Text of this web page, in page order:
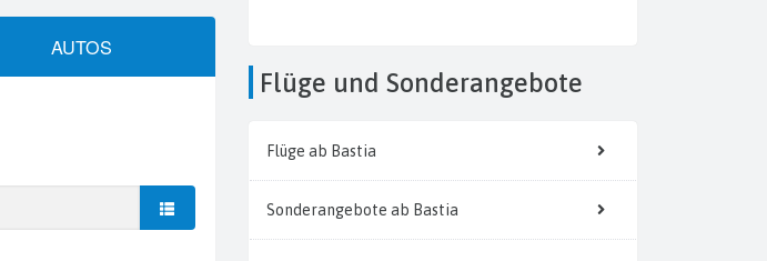
Flüge und Sonderangebote
Flüge ab Bastia
Sonderangebote ab Bastia